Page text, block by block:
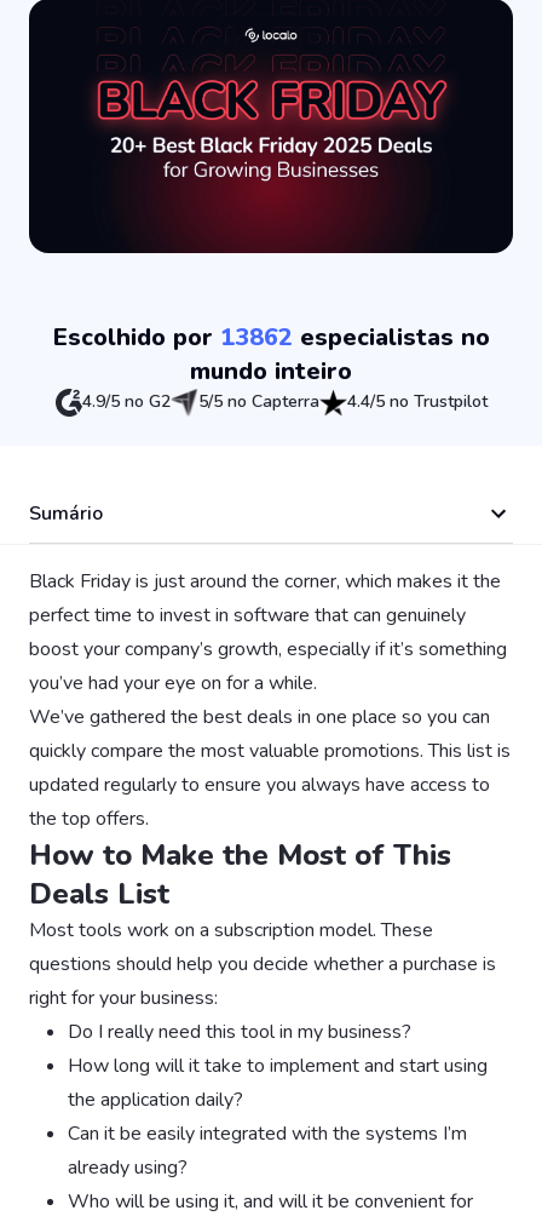
Escolhido por 13862 especialistas no
mundo inteiro
4.9/5 no G2 5/5 no Capterra 4.4/5 no Trustpilot
Sumário
Black Friday is just around the corner, which makes it the
perfect time to invest in software that can genuinely
boost your company’s growth, especially if it’s something
you’ve had your eye on for a while.
We’ve gathered the best deals in one place so you can
quickly compare the most valuable promotions. This list is
updated regularly to ensure you always have access to
the top offers.
How to Make the Most of This
Deals List
Most tools work on a subscription model. These
questions should help you decide whether a purchase is
right for your business:
Do I really need this tool in my business?
How long will it take to implement and start using
the application daily?
Can it be easily integrated with the systems I’m
already using?
Who will be using it, and will it be convenient for